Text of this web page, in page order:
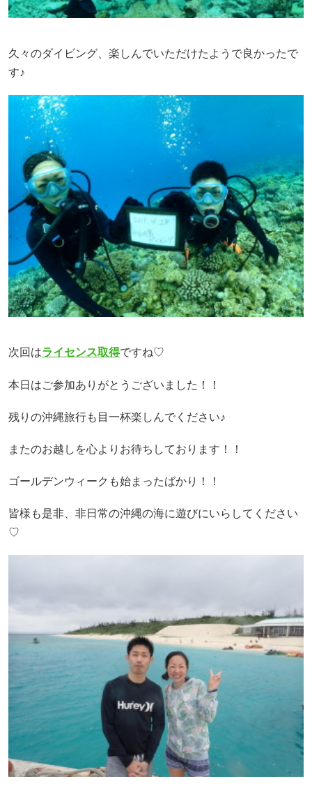
久々のダイビング、楽しんでいただけたようで良かったで
す♪
次回はライセンス取得ですね♡
本日はご参加ありがとうございました！！
残りの沖縄旅行も目一杯楽しんでください♪
またのお越しを心よりお待ちしております！！
ゴールデンウィークも始まったばかり！！
皆様も是非、非日常の沖縄の海に遊びにいらしてください
♡